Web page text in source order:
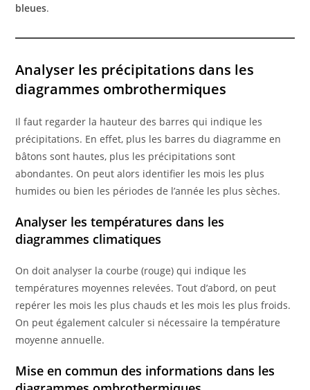
bleues.
Analyser les précipitations dans les
diagrammes ombrothermiques
Il faut regarder la hauteur des barres qui indique les
précipitations. En effet, plus les barres du diagramme en
bâtons sont hautes, plus les précipitations sont
abondantes. On peut alors identifier les mois les plus
humides ou bien les périodes de l’année les plus sèches.
Analyser les températures dans les
diagrammes climatiques
On doit analyser la courbe (rouge) qui indique les
températures moyennes relevées. Tout d’abord, on peut
repérer les mois les plus chauds et les mois les plus froids.
On peut également calculer si nécessaire la température
moyenne annuelle.
Mise en commun des informations dans les